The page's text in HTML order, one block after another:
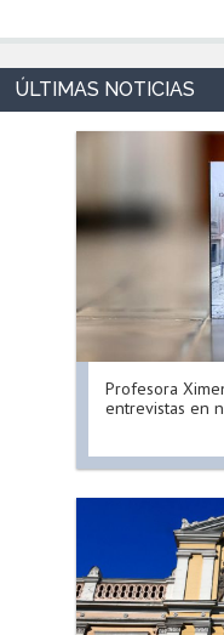
Profesora
entrevistas en